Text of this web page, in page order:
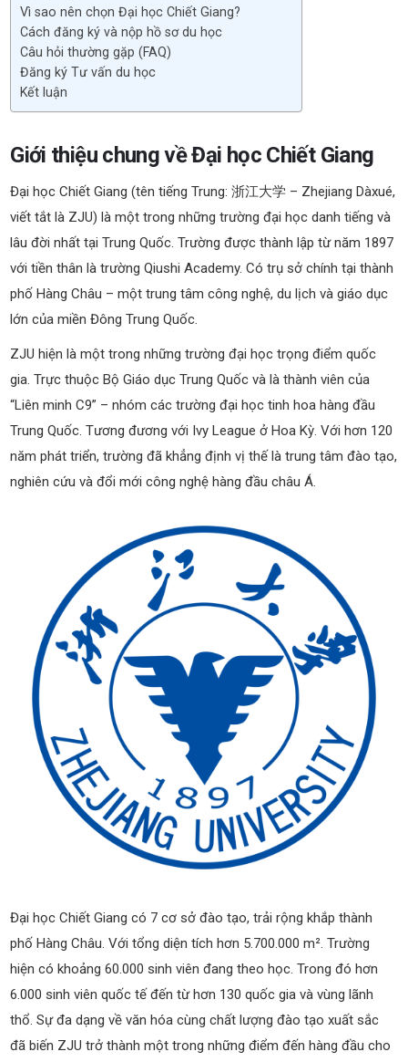
Vì sao nên chọn Đại học Chiết Giang?
Cách đăng ký và nộp hồ sơ du học
Câu hỏi thường gặp (FAQ)
Đăng ký Tư vấn du học
Kết luận
Giới thiệu chung về Đại học Chiết Giang
Đại học Chiết Giang (tên tiếng Trung: 浙江大学 – Zhejiang Dàxué,
viết tắt là ZJU) là một trong những trường đại học danh tiếng và
lâu đời nhất tại Trung Quốc. Trường được thành lập từ năm 1897
với tiền thân là trường Qiushi Academy. Có trụ sở chính tại thành
phố Hàng Châu – một trung tâm công nghệ, du lịch và giáo dục
lớn của miền Đông Trung Quốc.
ZJU hiện là một trong những trường đại học trọng điểm quốc
gia. Trực thuộc Bộ Giáo dục Trung Quốc và là thành viên của
“Liên minh C9” – nhóm các trường đại học tinh hoa hàng đầu
Trung Quốc. Tương đương với Ivy League ở Hoa Kỳ. Với hơn 120
năm phát triển, trường đã khẳng định vị thế là trung tâm đào tạo,
nghiên cứu và đổi mới công nghệ hàng đầu châu Á.
Đại học Chiết Giang có 7 cơ sở đào tạo, trải rộng khắp thành
phố Hàng Châu. Với tổng diện tích hơn 5.700.000 m². Trường
hiện có khoảng 60.000 sinh viên đang theo học. Trong đó hơn
6.000 sinh viên quốc tế đến từ hơn 130 quốc gia và vùng lãnh
thổ. Sự đa dạng về văn hóa cùng chất lượng đào tạo xuất sắc
đã biến ZJU trở thành một trong những điểm đến hàng đầu cho